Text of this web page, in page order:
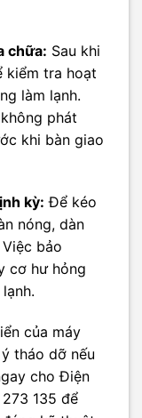
chữa: Sau khi
kiểm tra hoạt
làm lạnh.
phát
khi bàn giao
kỳ: Để kéo
nóng, dàn
bảo
cơ hư hỏng
của máy
tháo dỡ nếu
cho Điện
135 để